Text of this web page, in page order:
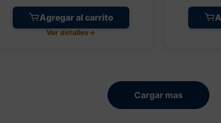
Agregar al carrito
Ver detalles→
Cargar mas